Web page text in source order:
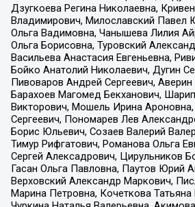
Дзугкоева Регина Николаевна,
Владимирович, Милославский Павел
Ольга Вадимовна, Чанышева Лилия
Ольга Борисовна, Туровский
Васильева Анастасия Евгеньевна,
Бойко Анатолий Николаевич, Дугин
Пивоваров Андрей Сергеевич, Аверин
Барахоев Магомед Бекханович,
Викторович, Мошель Ирина
Сергеевич, Пономарев Лев
Борис Юльевич, Созаев Валерий
Тимур Рифгатович, Романова Ольга
Сергей Алексадрович, Цирульников
Гасан Ольга Павловна, Паутов Юрий
Верховский Александр Маркович,
Марина Петровна, Кочеткова